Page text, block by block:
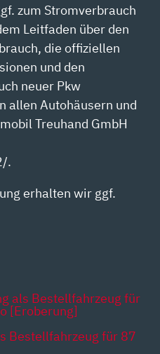
zum Stromverbrauch
Leitfaden über den
die offiziellen
und den
neuer Pkw
allen Autohäusern und
Treuhand GmbH
.
erhalten wir ggf.
als Bestellfahrzeug für
[Eroberung]
Bestellfahrzeug für 87